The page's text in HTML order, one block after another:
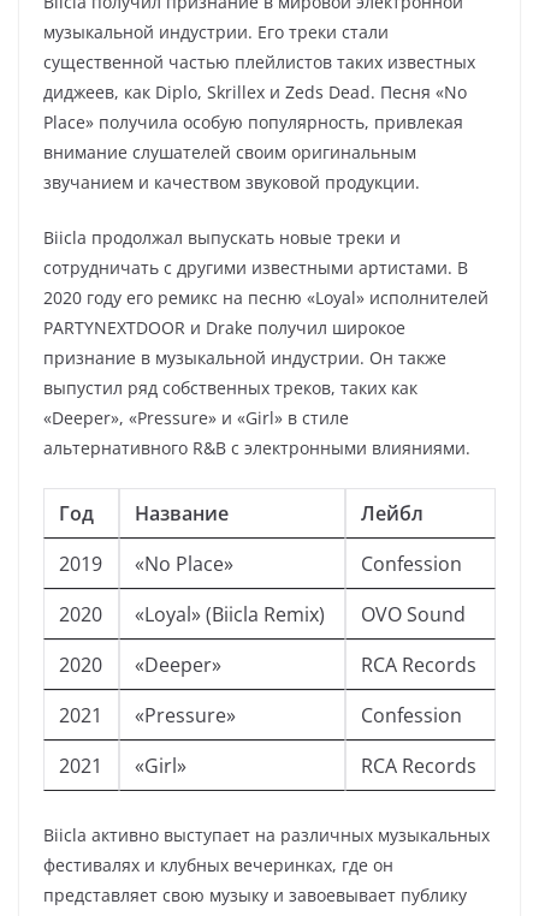
музыкальной индустрии. Его треки стали
существенной частью плейлистов таких известных
диджеев, как Diplo, Skrillex и Zeds Dead. Песня «No
Place» получила особую популярность, привлекая
внимание слушателей своим оригинальным
звучанием и качеством звуковой продукции.
Biicla продолжал выпускать новые треки и
сотрудничать с другими известными артистами. В
2020 году его ремикс на песню «Loyal» исполнителей
PARTYNEXTDOOR и Drake получил широкое
признание в музыкальной индустрии. Он также
выпустил ряд собственных треков, таких как
«Deeper», «Pressure» и «Girl» в стиле
альтернативного R&B с электронными влияниями.
Год Название
Лейбл
2019
«No Place»
Confession
2020
«Loyal» (Biicla Remix)
OVO Sound
2020
«Deeper»
RCA Records
2021
«Pressure»
Confession
2021
«Girl» RCA Records
Biicla активно выступает на различных музыкальных
фестивалях и клубных вечеринках, где он
представляет свою музыку и завоевывает публику